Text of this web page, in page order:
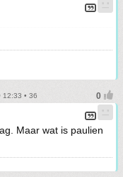
12:33 • 36
Maar wat is paulien